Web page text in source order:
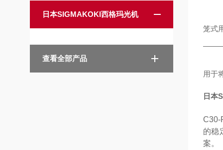
日本SIGMAKOKI西格玛光机
查看全部产品
笼式
用于
日本
C30-
的稳
案。